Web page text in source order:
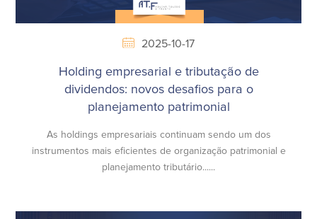
2025-10-17
Holding empresarial e tributação de
dividendos: novos desafios para o
planejamento patrimonial
As holdings empresariais continuam sendo um dos
instrumentos mais eficientes de organização patrimonial e
planejamento tributário......